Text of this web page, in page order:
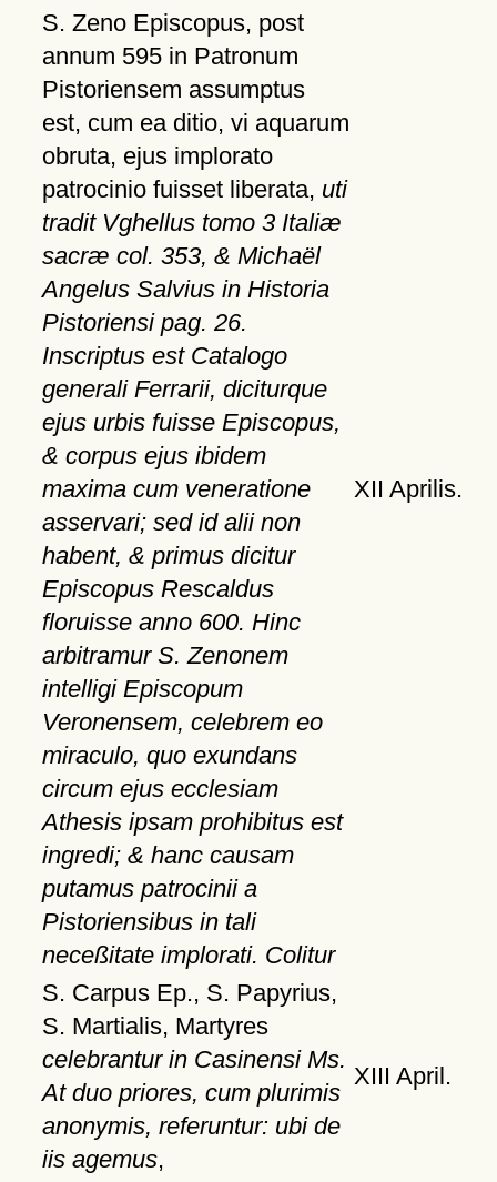
S. Zeno Episcopus, post
annum 595 in Patronum
Pistoriensem assumptus
est, cum ea ditio, vi aquarum
obruta, ejus implorato
patrocinio fuisset liberata, uti
tradit Vghellus tomo 3 Italiæ
sacræ col. 353, & Michaël
Angelus Salvius in Historia
Pistoriensi pag. 26.
Inscriptus est Catalogo
generali Ferrarii, diciturque
ejus urbis fuisse Episcopus,
& corpus ejus ibidem
maxima cum veneratione
asservari; sed id alii non
habent, & primus dicitur
Episcopus Rescaldus
floruisse anno 600. Hinc
arbitramur S. Zenonem
intelligi Episcopum
Veronensem, celebrem eo
miraculo, quo exundans
circum ejus ecclesiam
Athesis ipsam prohibitus est
ingredi; & hanc causam
putamus patrocinii a
Pistoriensibus in tali
neceßitate implorati. Colitur
XII Aprilis.
S. Carpus Ep., S. Papyrius,
S. Martialis, Martyres
celebrantur in Casinensi Ms.
At duo priores, cum plurimis
anonymis, referuntur: ubi de
iis agemus,
XIII April.